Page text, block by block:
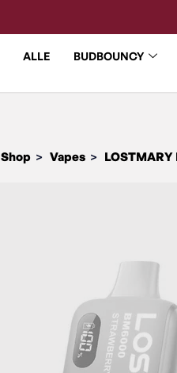
ALLE BUDBOUNCY
Shop > Vapes > LOSTMARY